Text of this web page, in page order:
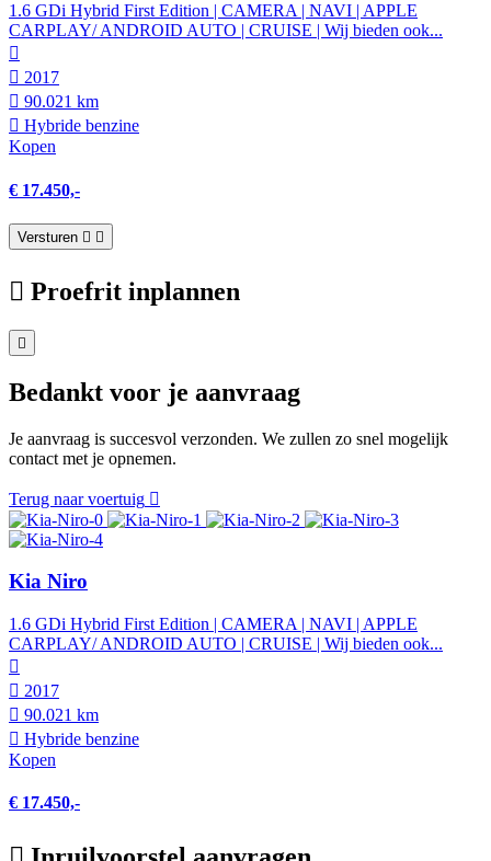
1.6 GDi Hybrid First Edition | CAMERA | NAVI | APPLE
CARPLAY/ ANDROID AUTO | CRUISE | Wij bieden ook...
2017
90.021 km
Hybride benzine
Kopen
€ 17.450,-
Versturen
Proefrit inplannen
Bedankt voor je aanvraag
Je aanvraag is succesvol verzonden. We zullen zo snel mogelijk
contact met je opnemen.
Terug naar voertuig
Kia Niro
1.6 GDi Hybrid First Edition | CAMERA | NAVI | APPLE
CARPLAY/ ANDROID AUTO | CRUISE | Wij bieden ook...
2017
90.021 km
Hybride benzine
Kopen
€ 17.450,-